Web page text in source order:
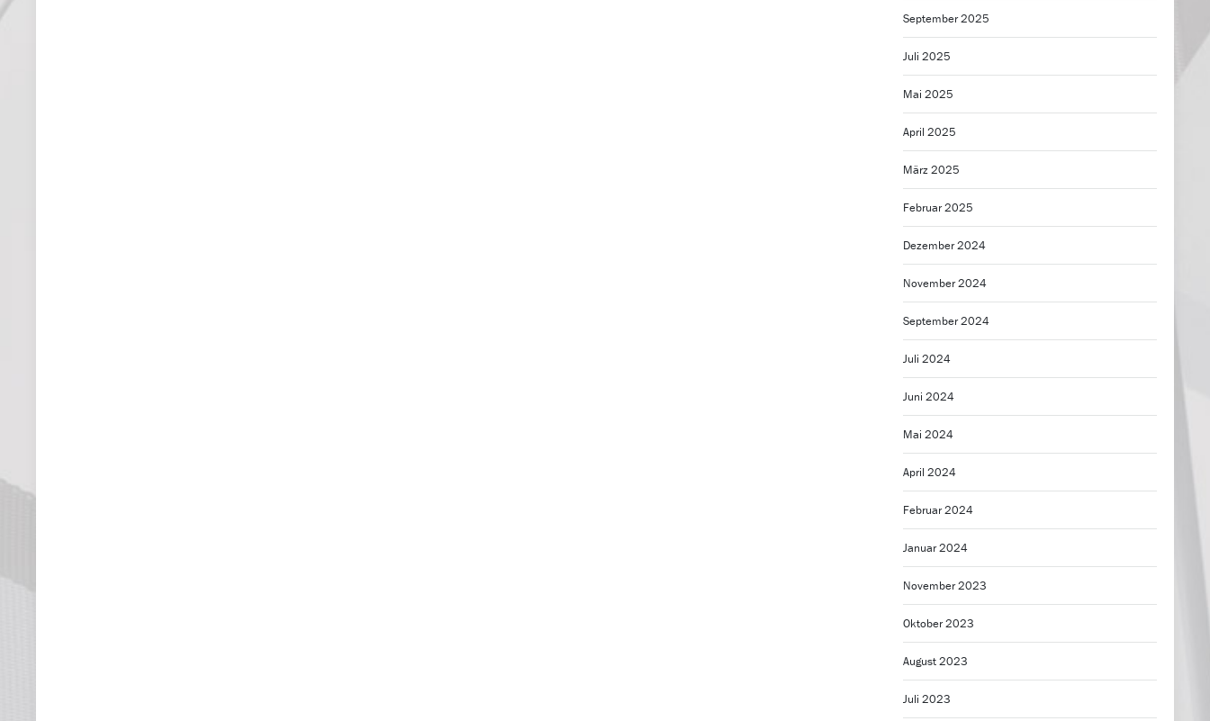
September 2025
Juli 2025
Mai 2025
April 2025
März 2025
Februar 2025
Dezember 2024
November 2024
September 2024
Juli 2024
Juni 2024
Mai 2024
April 2024
Februar 2024
Januar 2024
November 2023
Oktober 2023
August 2023
Juli 2023